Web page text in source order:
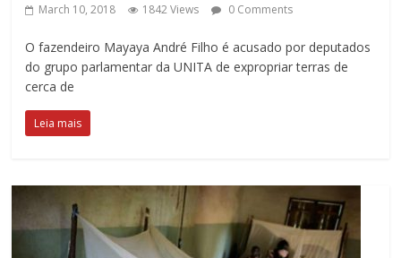
March 10, 2018 1842 Views 0 Comments
O fazendeiro Mayaya André Filho é acusado por deputados
do grupo parlamentar da UNITA de expropriar terras de
cerca de
Leia mais